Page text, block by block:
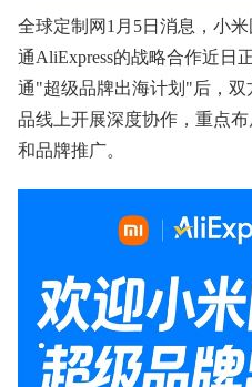
全球定制网1月5日消息，小
通AliExpress的战略合作近日
通"超级品牌出海计划"后，
品线上开展深度协作，重点
和品牌推广。